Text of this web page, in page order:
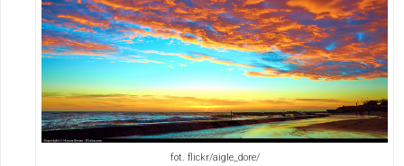
fot. flickr/aigle_dore/